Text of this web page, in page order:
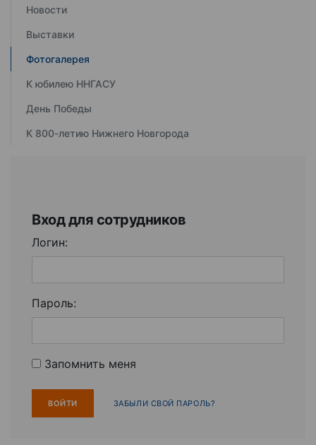
Новости
Выставки
Фотогалерея
К юбилею ННГАСУ
День Победы
К 800-летию Нижнего Новгорода
Вход для сотрудников
Логин:
Пароль:
Запомнить меня
ЗАБЫЛИ СВОЙ ПАРОЛЬ?